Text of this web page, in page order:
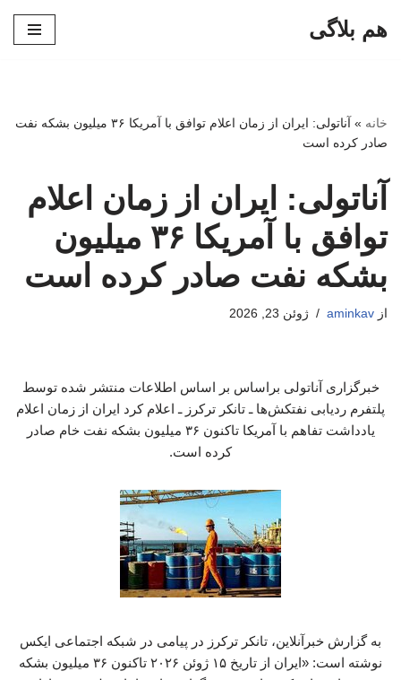
هم بلاگی
خانه »
آناتولی: ایران از زمان اعلام توافق با آمریکا ۳۶ میلیون بشکه نفت
صادر کرده است
آناتولی: ایران از زمان اعلام
توافق با آمریکا ۳۶ میلیون
بشکه نفت صادر کرده است
از aminkav ژوئن 23, 2026
خبرگزاری آناتولی براساس بر اساس اطلاعات منتشر شده توسط
پلتفرم ردیابی نفتکش‌ها ـ تانکر ترکرز ـ اعلام کرد ایران از زمان اعلام
یادداشت تفاهم با آمریکا تاکنون ۳۶ میلیون بشکه نفت خام صادر
کرده است.
به گزارش خبرآنلاین، تانکر ترکرز در پیامی در شبکه اجتماعی ایکس
نوشته است: «ایران از تاریخ ۱۵ ژوئن ۲۰۲۶ تاکنون ۳۶ میلیون بشکه